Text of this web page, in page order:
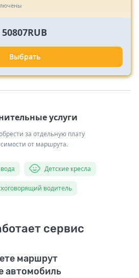
50807RUB
Выбрать
услуги
за отдельную плату
от маршрута.
Детские кресла
водитель
сервис
маршрут
автомобиль